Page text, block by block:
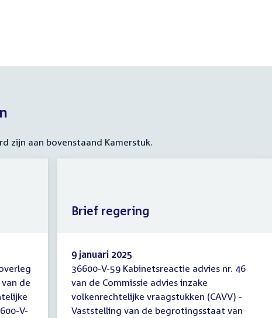
zijn aan bovenstaand Kamerstuk.
de
V-
Brief
regering
9 januari 2025
36600-V-59 Kabinetsreactie advies nr. 46
van de Commissie advies inzake
volkenrechtelijke vraagstukken (CAVV) -
Vaststelling van de begrotingsstaat van
Brief regering